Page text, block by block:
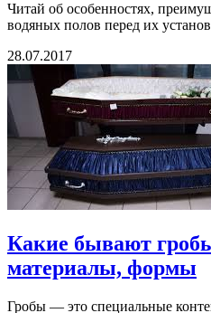
Читай об особенностях,
водяных полов перед их
28.07.2017
Какие бывают
материалы, формы
Гробы — это специальные